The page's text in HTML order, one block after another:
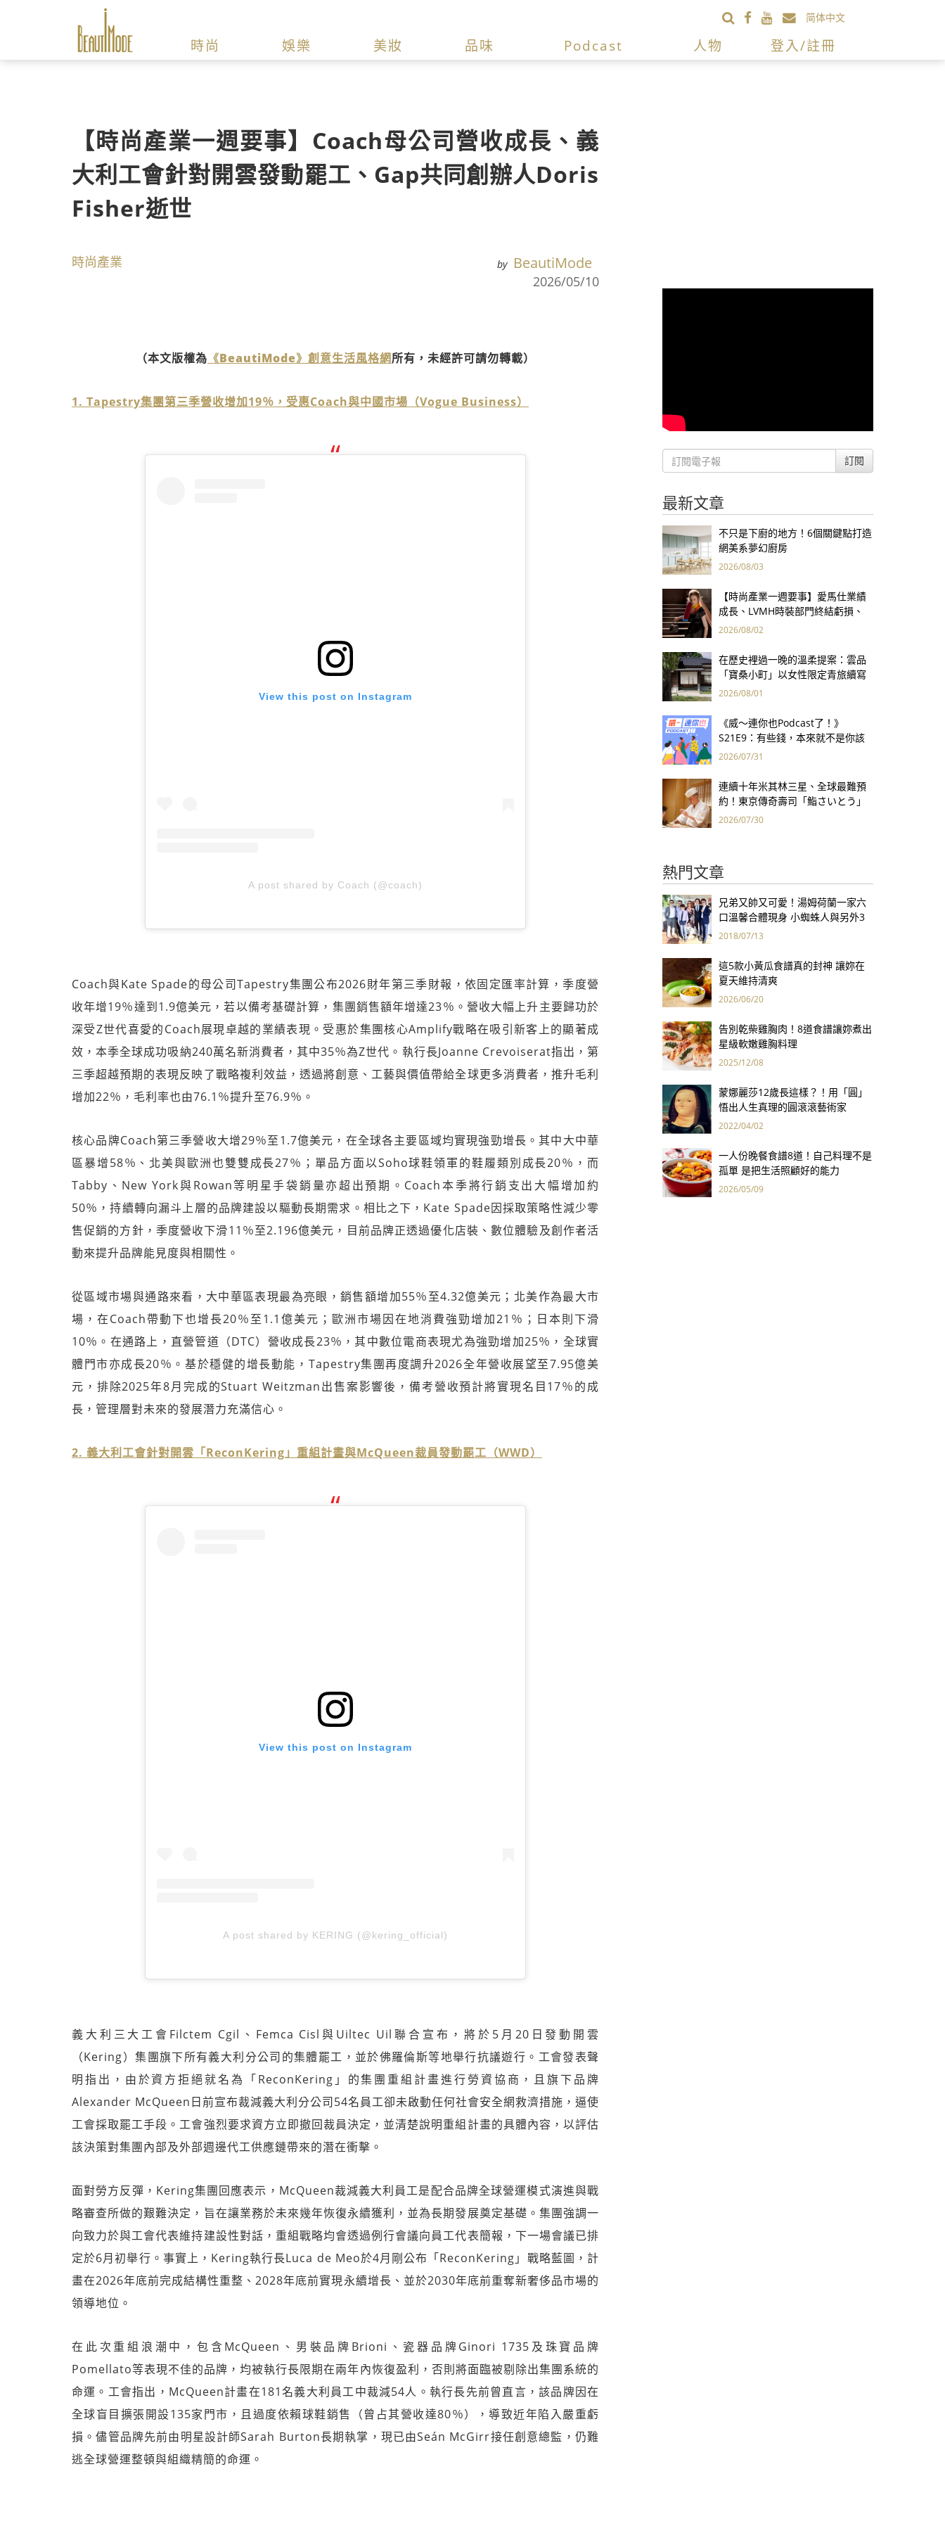
简体中文
時尚 娛樂 美妝 品味 Podcast 人物 登入/註冊
【時尚產業一週要事】Coach母公司營收成長、義
大利工會針對開雲發動罷工、Gap共同創辦人Doris
Fisher逝世
時尚產業 by BeautiMode
2026/05/10
（本文版權為 《BeautiMode》創意生活風格網所有，未經許可請勿轉載）
1. Tapestry集團第三季營收增加19％，受惠Coach與中國市場（Vogue Business）
View this post on Instagram
A post shared by Coach (@coach)
Coach與Kate Spade的母公司Tapestry集團公布2026財年第三季財報，依固定匯率計算，季度營
收年增19％達到1.9億美元，若以備考基礎計算，集團銷售額年增達23％。營收大幅上升主要歸功於
深受Z世代喜愛的Coach展現卓越的業績表現。受惠於集團核心Amplify戰略在吸引新客上的顯著成
效，本季全球成功吸納240萬名新消費者，其中35％為Z世代。執行長Joanne Crevoiserat指出，第
三季超越預期的表現反映了戰略複利效益，透過將創意、工藝與價值帶給全球更多消費者，推升毛利
增加22％，毛利率也由76.1％提升至76.9％。
核心品牌Coach第三季營收大增29％至1.7億美元，在全球各主要區域均實現強勁增長。其中大中華
區暴增58％、北美與歐洲也雙雙成長27％；單品方面以Soho球鞋領軍的鞋履類別成長20％，而
Tabby、New York與Rowan等明星手袋銷量亦超出預期。Coach本季將行銷支出大幅增加約
50％，持續轉向漏斗上層的品牌建設以驅動長期需求。相比之下，Kate Spade因採取策略性減少零
售促銷的方針，季度營收下滑11％至2.196億美元，目前品牌正透過優化店裝、數位體驗及創作者活
動來提升品牌能見度與相關性。
從區域市場與通路來看，大中華區表現最為亮眼，銷售額增加55％至4.32億美元；北美作為最大市
場，在Coach帶動下也增長20％至1.1億美元；歐洲市場因在地消費強勁增加21％；日本則下滑
10％。在通路上，直營管道（DTC）營收成長23％，其中數位電商表現尤為強勁增加25％，全球實
體門市亦成長20％。基於穩健的增長動能，Tapestry集團再度調升2026全年營收展望至7.95億美
元，排除2025年8月完成的Stuart Weitzman出售案影響後，備考營收預計將實現名目17％的成
長，管理層對未來的發展潛力充滿信心。
2. 義大利工會針對開雲「ReconKering」重組計畫與McQueen裁員發動罷工（WWD）
View this post on Instagram
A post shared by KERING (@kering_official)
義大利三大工會Filctem Cgil、Femca Cisl與Uiltec Uil聯合宣布，將於5月20日發動開雲
（Kering）集團旗下所有義大利分公司的集體罷工，並於佛羅倫斯等地舉行抗議遊行。工會發表聲
明指出，由於資方拒絕就名為「ReconKering」的集團重組計畫進行勞資協商，且旗下品牌
Alexander McQueen日前宣布裁減義大利分公司54名員工卻未啟動任何社會安全網救濟措施，逼使
工會採取罷工手段。工會強烈要求資方立即撤回裁員決定，並清楚說明重組計畫的具體內容，以評估
該決策對集團內部及外部週邊代工供應鏈帶來的潛在衝擊。
面對勞方反彈，Kering集團回應表示，McQueen裁減義大利員工是配合品牌全球營運模式演進與戰
略審查所做的艱難決定，旨在讓業務於未來幾年恢復永續獲利，並為長期發展奠定基礎。集團強調一
向致力於與工會代表維持建設性對話，重組戰略均會透過例行會議向員工代表簡報，下一場會議已排
定於6月初舉行。事實上，Kering執行長Luca de Meo於4月剛公布「ReconKering」戰略藍圖，計
畫在2026年底前完成結構性重整、2028年底前實現永續增長、並於2030年底前重奪新奢侈品市場的
領導地位。
在此次重組浪潮中，包含McQueen、男裝品牌Brioni、瓷器品牌Ginori 1735及珠寶品牌
Pomellato等表現不佳的品牌，均被執行長限期在兩年內恢復盈利，否則將面臨被剔除出集團系統的
命運。工會指出，McQueen計畫在181名義大利員工中裁減54人。執行長先前曾直言，該品牌因在
全球盲目擴張開設135家門市，且過度依賴球鞋銷售（曾占其營收達80％），導致近年陷入嚴重虧
損。儘管品牌先前由明星設計師Sarah Burton長期執掌，現已由Seán McGirr接任創意總監，仍難
逃全球營運整頓與組織精簡的命運。
訂閱
最新文章
不只是下廚的地方！6個關鍵點打造
網美系夢幻廚房
2026/08/03
【時尚產業一週要事】愛馬仕業績
成長、LVMH時裝部門終結虧損、
Kering轉型策略初現成效、Prada
2026/08/02
在歷史裡過一晚的溫柔提案：雲品
「寶桑小町」以女性限定青旅續寫
台東老屋記憶
2026/08/01
《威～連你也Podcast了！》
S21E9：有些錢，本來就不是你該
賺的——讀《一個投機者的告白》
2026/07/31
連續十年米其林三星、全球最難預
約！東京傳奇壽司「鮨さいとう」
為何破例首度來台？
2026/07/30
熱門文章
兄弟又帥又可愛！湯姆荷蘭一家六
口溫馨合體現身 小蜘蛛人與另外3
個弟弟感情超好！
2018/07/13
這5款小黃瓜食譜真的封神 讓妳在
夏天維持清爽
2026/06/20
告別乾柴雞胸肉！8道食譜讓妳煮出
星級軟嫩雞胸料理
2025/12/08
蒙娜麗莎12歲長這樣？！用「圓」
悟出人生真理的圓滾滾藝術家
2022/04/02
一人份晚餐食譜8道！自己料理不是
孤單 是把生活照顧好的能力
2026/05/09